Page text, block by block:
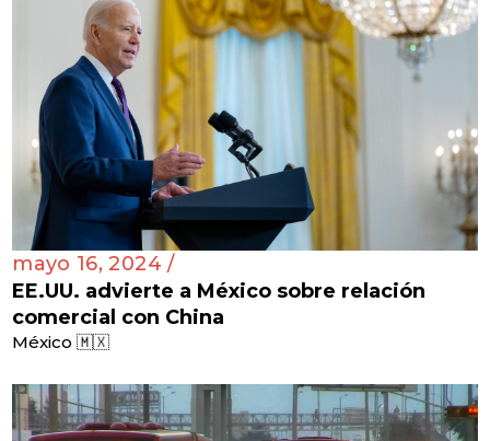
mayo 16, 2024 /
EE.UU. advierte a México sobre relación
comercial con China
México 🇲🇽